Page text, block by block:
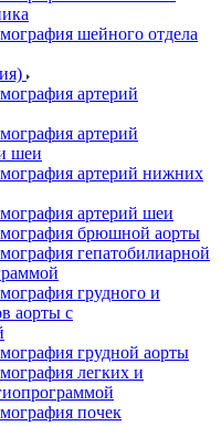
шейного отдела
артерий
артерий
шеи
артерий нижних
артерий шеи
брюшной аорты
гепатобилиарной
грудного и
аорты с
грудной аорты
легких и
почек